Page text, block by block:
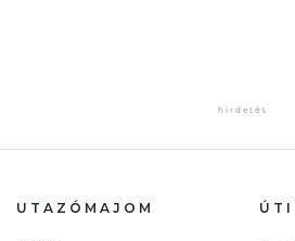
UTAZÓMAJOM